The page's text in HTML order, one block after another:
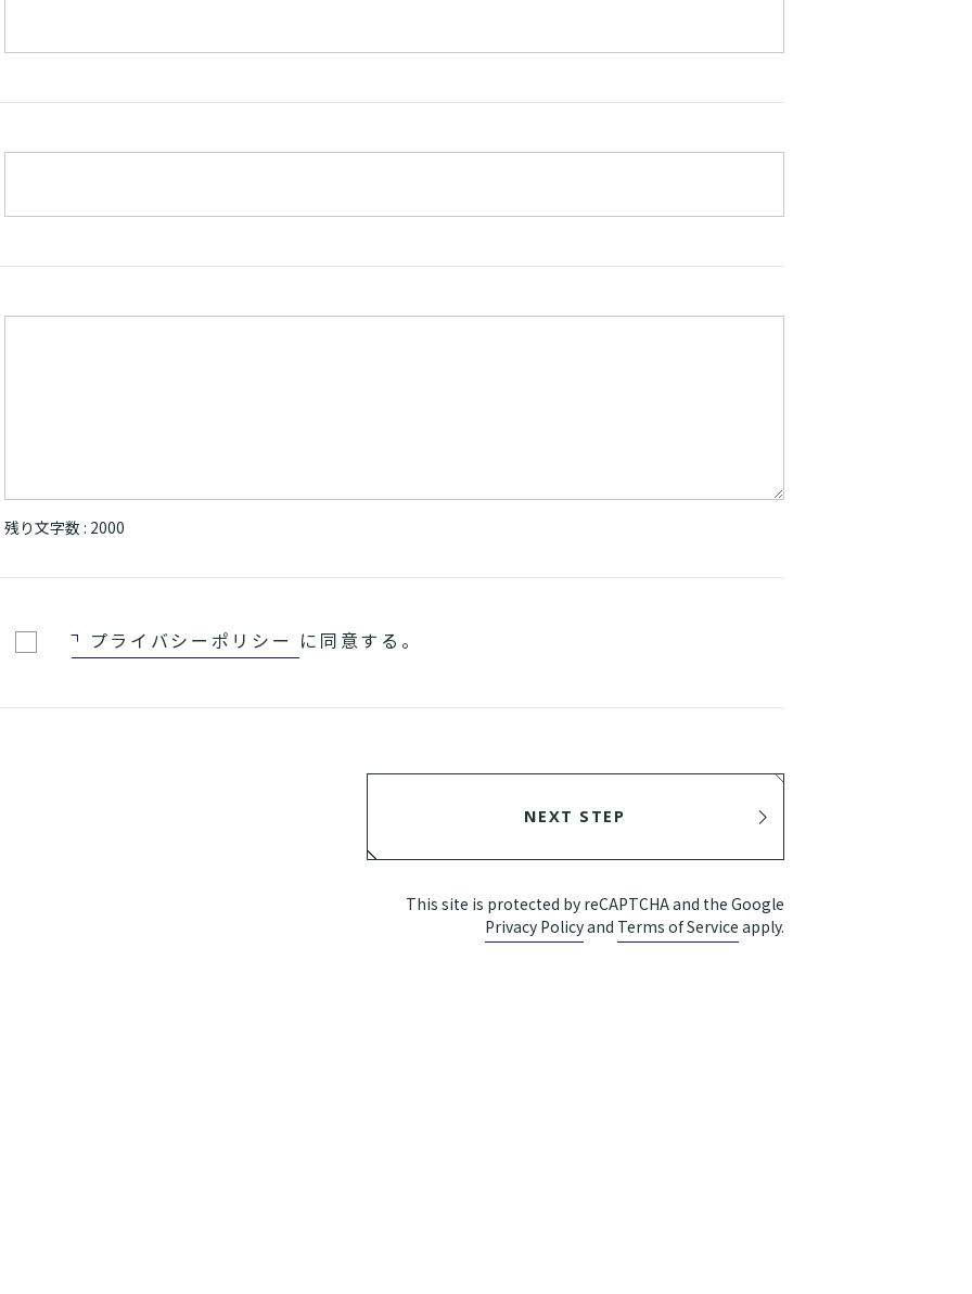
残り文字数 : 2000
プライバシーポリシー に同意する。
NEXT STEP
SEND
This site is protected by reCAPTCHA and the Google
Privacy Policyand Terms of Service apply.